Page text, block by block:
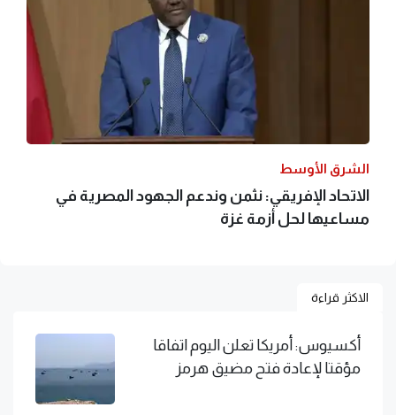
الشرق الأوسط
الاتحاد الإفريقي: نثمن وندعم الجهود المصرية في
مساعيها لحل أزمة غزة
الاكثر قراءة
أكسيوس: أمريكا تعلن اليوم اتفاقا
مؤقتا لإعادة فتح مضيق هرمز